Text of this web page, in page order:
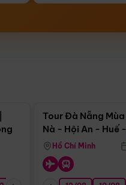
Tour Đà Nẵng
Nà - Hội An - Huế
Động Thiên Đường
Hồ Chí Minh